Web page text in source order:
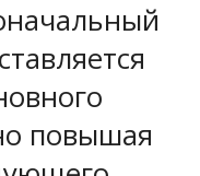
повышая